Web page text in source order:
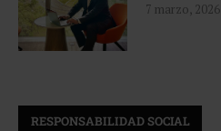
7 marzo, 2026
RESPONSABILIDAD SOCIAL